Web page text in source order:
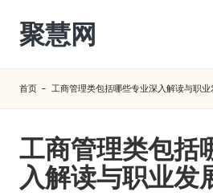
Skip
content
聚慧网
首页 - 工商管理类包括哪些专业深入解读与职业
工商管理类包括
入解读与职业发